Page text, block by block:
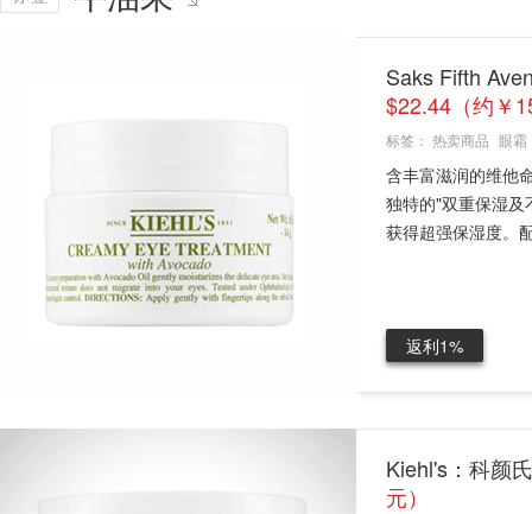
Saks Fifth
$22.44（约￥
标签： 热卖商品 眼霜
含丰富滋润的维他
独特的"双重保湿及
获得超强保湿度。
返利1%
Kiehl's：科颜
元）